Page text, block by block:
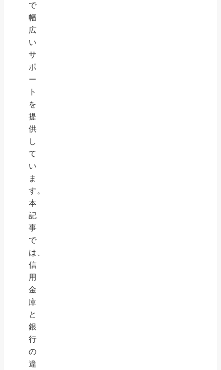
で
幅
広
い
サ
ポ
ー
ト
を
提
供
し
て
い
ま
す。
本
記
事
で
は、
信
用
金
庫
と
銀
行
の
違